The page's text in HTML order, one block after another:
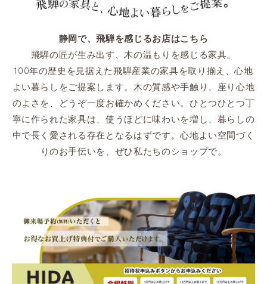
静岡で、飛騨を感じるお店はこちら
飛騨の匠が生み出す、木の温もりを感じる家具。
100年の歴史を見据えた飛騨産業の家具を取り揃え、心地
よい暮らしをご提案します。木の質感や手触り、座り心地
のよさを、どうぞ一度お確かめください。ひとつひとつ丁
寧に作られた家具は、使うほどに味わいを増し、暮らしの
中で長く愛される存在となるはずです。心地よい空間づく
りのお手伝いを、ぜひ私たちのショップで。